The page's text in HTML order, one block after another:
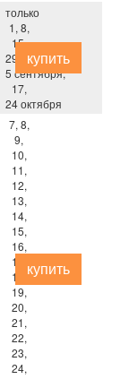
только
1, 8,
15,
29 августа,
5 сентября,
17,
24 октября
купить
7, 8,
9,
10,
11,
12,
13,
14,
15,
16,
17,
18,
19,
20,
21,
22,
23,
24,
купить